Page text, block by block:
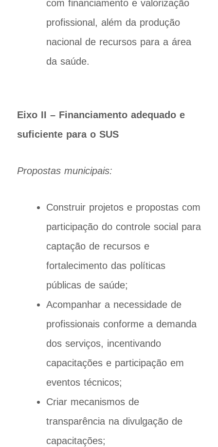
com financiamento e valorização
profissional, além da produção
nacional de recursos para a área
da saúde.
Eixo II – Financiamento adequado e
suficiente para o SUS
Propostas municipais:
Construir projetos e propostas com
participação do controle social para
captação de recursos e
fortalecimento das políticas
públicas de saúde;
Acompanhar a necessidade de
profissionais conforme a demanda
dos serviços, incentivando
capacitações e participação em
eventos técnicos;
Criar mecanismos de
transparência na divulgação de
capacitações;